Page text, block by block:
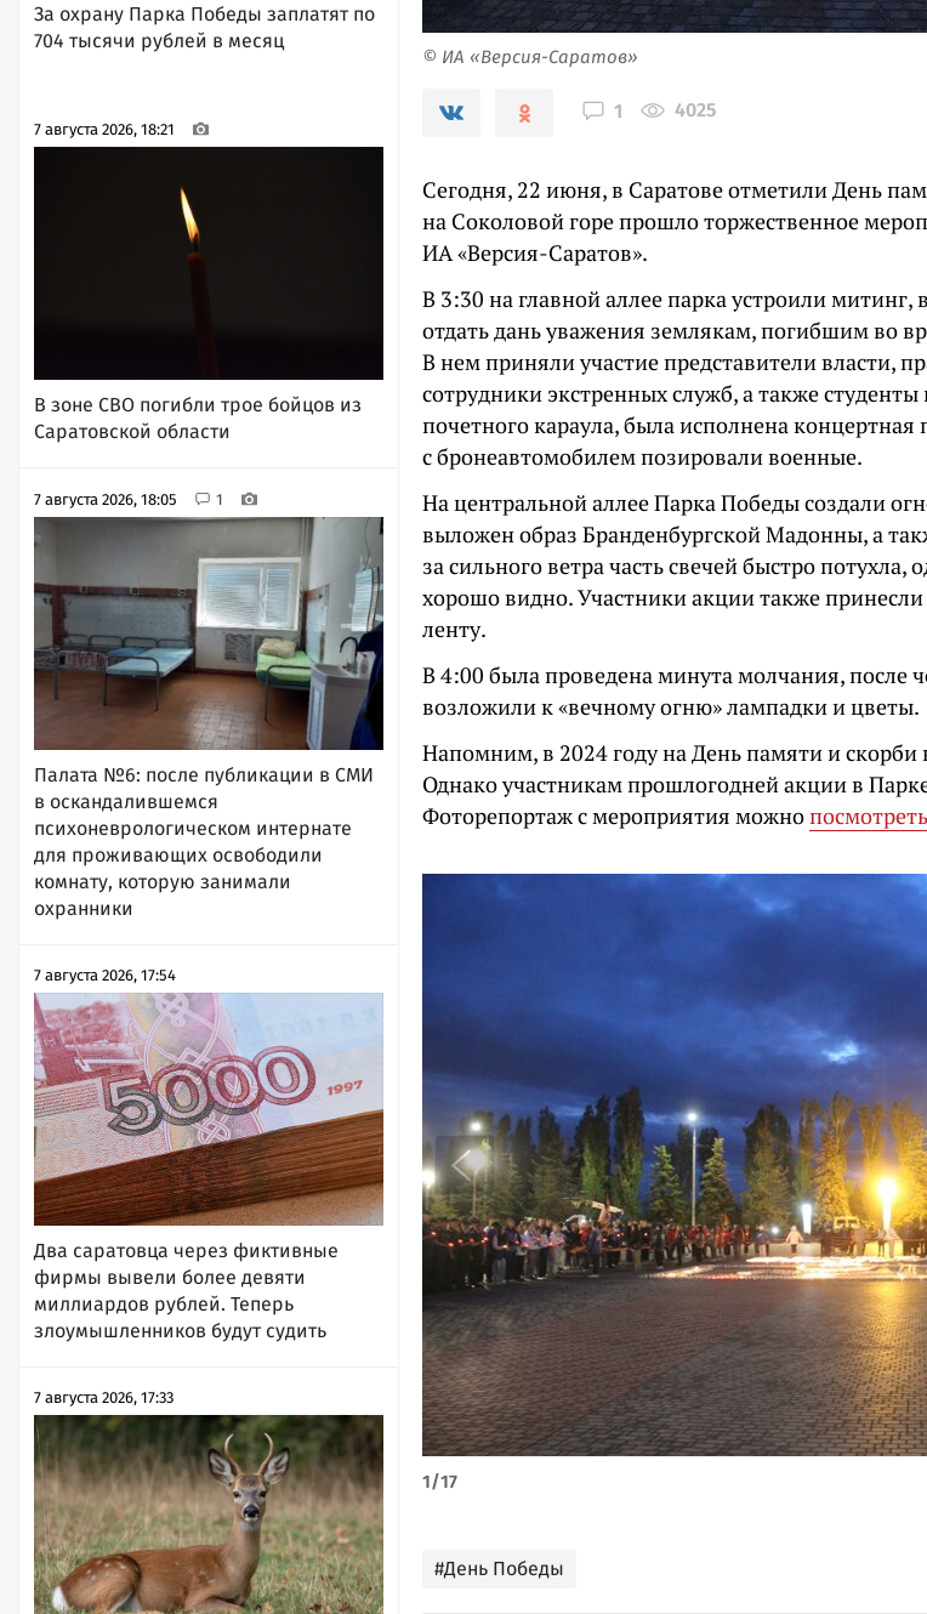
За охрану Парка Победы заплатят по
704 тысячи рублей в месяц
7 августа 2026, 18:21
В зоне СВО погибли трое бойцов из
Саратовской области
7 августа 2026, 18:05 1
Палата №6: после публикации в СМИ
в оскандалившемся
психоневрологическом интернате
для проживающих освободили
комнату, которую занимали
охранники
7 августа 2026, 17:54
Два саратовца через фиктивные
фирмы вывели более девяти
миллиардов рублей. Теперь
злоумышленников будут судить
7 августа 2026, 17:33
© ИА «Версия-Саратов»
1 4025
Сегодня, 22 июня, в Саратове отметили День
на Соколовой горе прошло торжественное
ИА «Версия-Саратов».
В 3:30 на главной аллее парка устроили митинг,
отдать дань уважения землякам, погибшим во
В нем приняли участие представители власти,
сотрудники экстренных служб, а также
почетного караула, была исполнена
с бронеавтомобилем позировали военные.
На центральной аллее Парка Победы создали
выложен образ Бранденбургской Мадонны, а
за сильного ветра часть свечей быстро
хорошо видно. Участники акции также
ленту.
В 4:00 была проведена минута молчания, после
возложили к «вечному огню» лампадки и цветы.
Напомним, в 2024 году на День памяти и
Однако участникам прошлогодней акции в
Фоторепортаж с мероприятия можно
1/17
#День Победы